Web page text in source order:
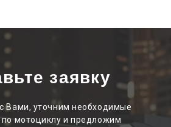
заявку
Вами, уточним необходимые
по мотоциклу и предложим